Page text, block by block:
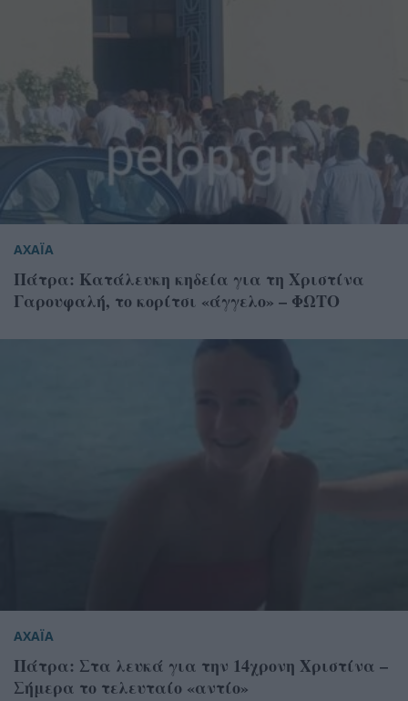
ΑΧΑΪΑ
Πάτρα: Κατάλευκη κηδεία για τη Χριστίνα
Γαρουφαλή, το κορίτσι «άγγελο» – ΦΩΤΟ
ΑΧΑΪΑ
Πάτρα: Στα λευκά για την 14χρονη Χριστίνα –
Σήμερα το τελευταίο «αντίο»